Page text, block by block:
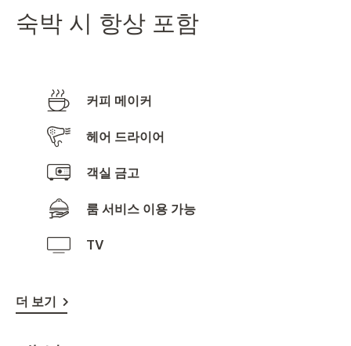
숙박 시 항상 포함
커피 메이커
헤어 드라이어
객실 금고
룸 서비스 이용 가능
TV
더 보기